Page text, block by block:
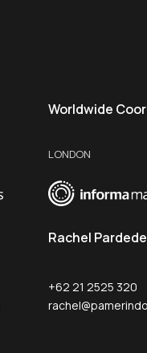
Worldwide
LONDON
Rachel Pardede
+62 21 2525 320